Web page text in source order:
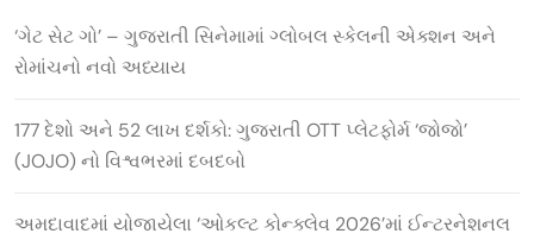
‘ગેટ સેટ ગો’ – ગુજરાતી સિનેમામાં ગ્લોબલ સ્કેલની એક્શન અને
રોમાંચનો નવો અધ્યાય
177 દેશો અને 52 લાખ દર્શકો: ગુજરાતી OTT પ્લેટફોર્મ ‘જોજો’
(JOJO) નો વિશ્વભરમાં દબદબો
અમદાવાદમાં યોજાયેલા ‘ઓકલ્ટ કોન્ક્લેવ 2026’માં ઈન્ટરનેશનલ